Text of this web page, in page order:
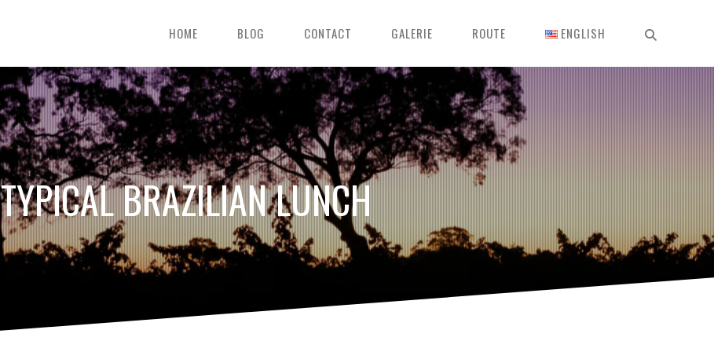
HOME BLOG CONTACT GALERIE ROUTE ENGLISH
TYPICAL BRAZILIAN LUNCH